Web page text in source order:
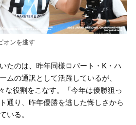
オンを逃す
たのは、昨年同様ロバート・K・ハ
ムの通訳として活躍しているが、
な役割をこなす。「今年は優勝狙っ
通り、昨年優勝を逃した悔しさから
いる。